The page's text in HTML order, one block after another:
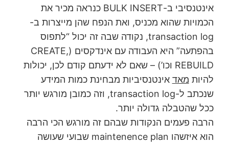
אינטנסיבי ב-BULK INSERT כנראה מכיר את
הכמויות שהוא מכניס, ואת הנפח שהן מייצרות ב-
transaction log, נקודה שבה זה יכול “לתפוס
בהפתעה” היא העבודה עם אינדקסים (CREATE,
REBUILD וכו’) – שאם לא ידעתם קודם לכן, יכולות
להיות מאד אינטנסיביות מבחינת כמות המידע
שנכתב ל-transaction log, וזה כמובן מורגש יותר
ככל שהטבלה גדולה יותר.
הרבה פעמים הנקודות שבהם זה מורגש הכי הרבה
הוא איזשהו maintenence plan שבועי שעושה